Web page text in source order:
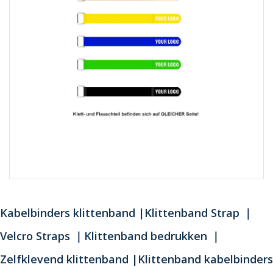
Kabelbinders klittenband |Klittenband Strap ｜
Velcro Straps ｜Klittenband bedrukken ｜
Zelfklevend klittenband |Klittenband kabelbinders